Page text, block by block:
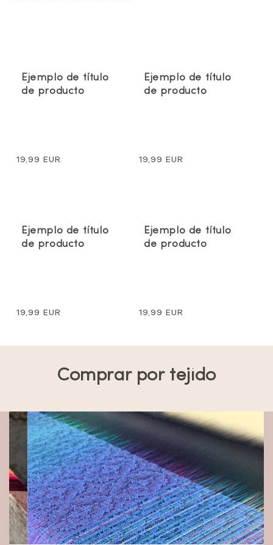
Ejemplo de título
de producto
Precio
19,99 EUR
Ejemplo de título
de producto
Precio
19,99 EUR
Ejemplo de título
de producto
Precio
19,99 EUR
Ejemplo de título
de producto
Precio
19,99 EUR
Comprar por tejido